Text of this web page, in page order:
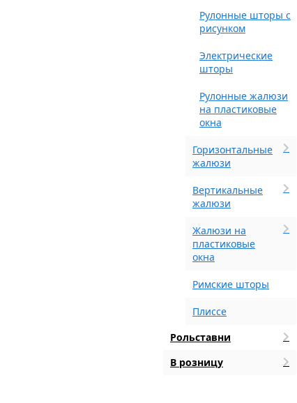
Рулонные шторы с
рисунком
Электрические
шторы
Рулонные жалюзи
на пластиковые
окна
Горизонтальные
жалюзи
Вертикальные
жалюзи
Жалюзи на
пластиковые
окна
Римские шторы
Плиссе
Рольставни
В розницу